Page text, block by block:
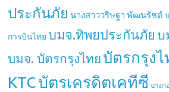
ประกันภัย นางสาววริษฐา พัฒนรัชต์
การบินไทย บมจ.ทิพยประกันภัย บ
บมจ. บัตรกรุงไทย บัตรกรุงไ
KTCบัตรเครดิตเคทีซี บางก